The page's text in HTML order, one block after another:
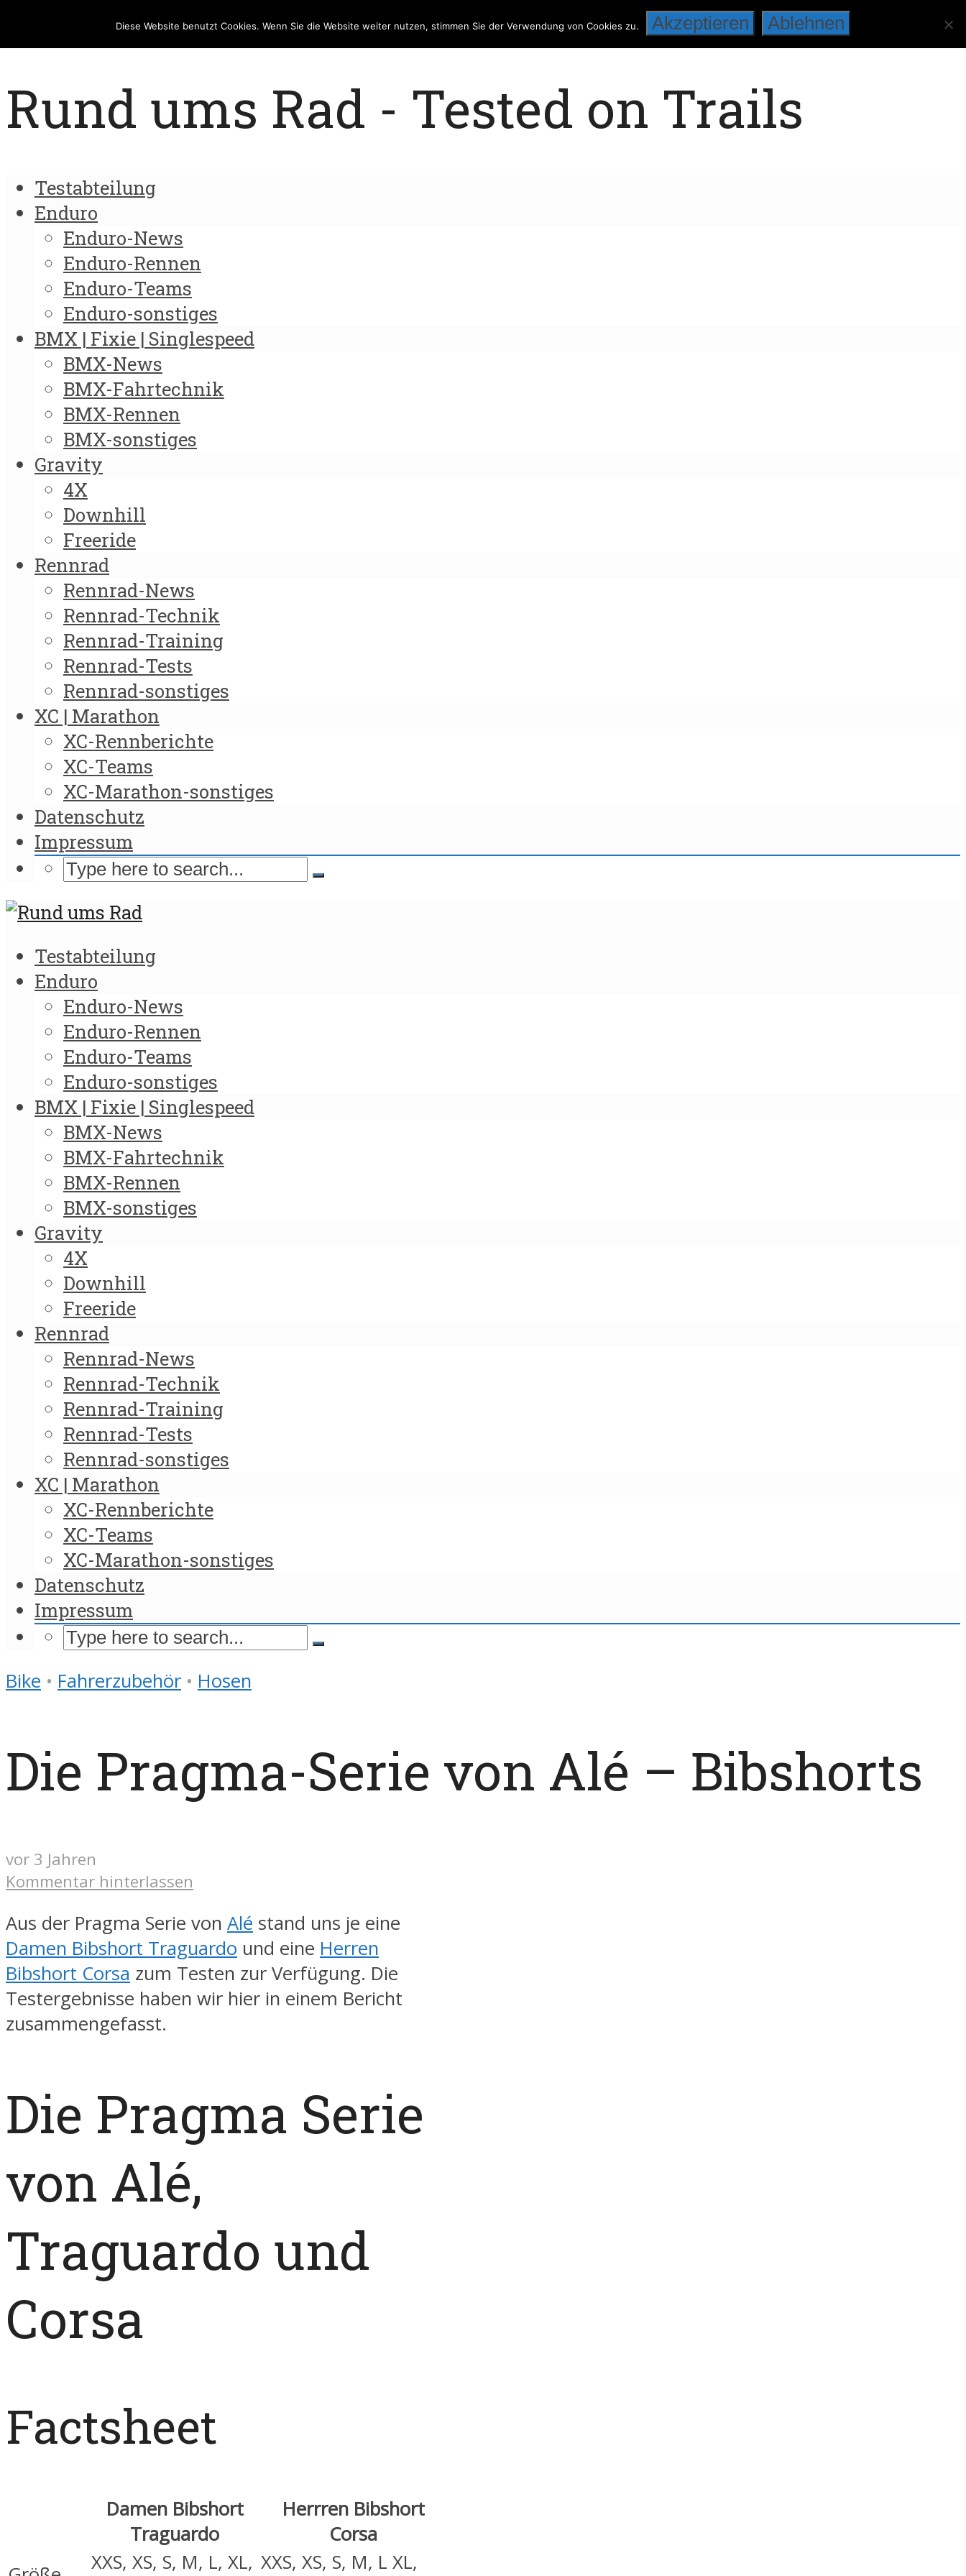
Rund ums Rad - Tested on Trails
Testabteilung
Enduro
Enduro-News
Enduro-Rennen
Enduro-Teams
Enduro-sonstiges
BMX | Fixie | Singlespeed
BMX-News
BMX-Fahrtechnik
BMX-Rennen
BMX-sonstiges
Gravity
4X
Downhill
Freeride
Rennrad
Rennrad-News
Rennrad-Technik
Rennrad-Training
Rennrad-Tests
Rennrad-sonstiges
XC | Marathon
XC-Rennberichte
XC-Teams
XC-Marathon-sonstiges
Datenschutz
Impressum
Testabteilung
Enduro
Enduro-News
Enduro-Rennen
Enduro-Teams
Enduro-sonstiges
BMX | Fixie | Singlespeed
BMX-News
BMX-Fahrtechnik
BMX-Rennen
BMX-sonstiges
Gravity
4X
Downhill
Freeride
Rennrad
Rennrad-News
Rennrad-Technik
Rennrad-Training
Rennrad-Tests
Rennrad-sonstiges
XC | Marathon
XC-Rennberichte
XC-Teams
XC-Marathon-sonstiges
Datenschutz
Impressum
Bike • Fahrerzubehör • Hosen
Die Pragma-Serie von Alé – Bibshorts
vor 3 Jahren
Kommentar hinterlassen
Aus der Pragma Serie von Alé stand uns je eine
Damen Bibshort Traguardo und eine Herren
Bibshort Corsa zum Testen zur Verfügung. Die
Testergebnisse haben wir hier in einem Bericht
zusammengefasst.
Die Pragma Serie
von Alé,
Traguardo und
Corsa
Factsheet
Damen Bibshort
Traguardo
Herrren Bibshort
Corsa
XXS, XS, S, M, L, XL, XXS, XS, S, M, L XL,
Diese Website benutzt Cookies. Wenn Sie die Website weiter nutzen, stimmen Sie der Verwendung von Cookies zu. Akzeptieren Ablehnen